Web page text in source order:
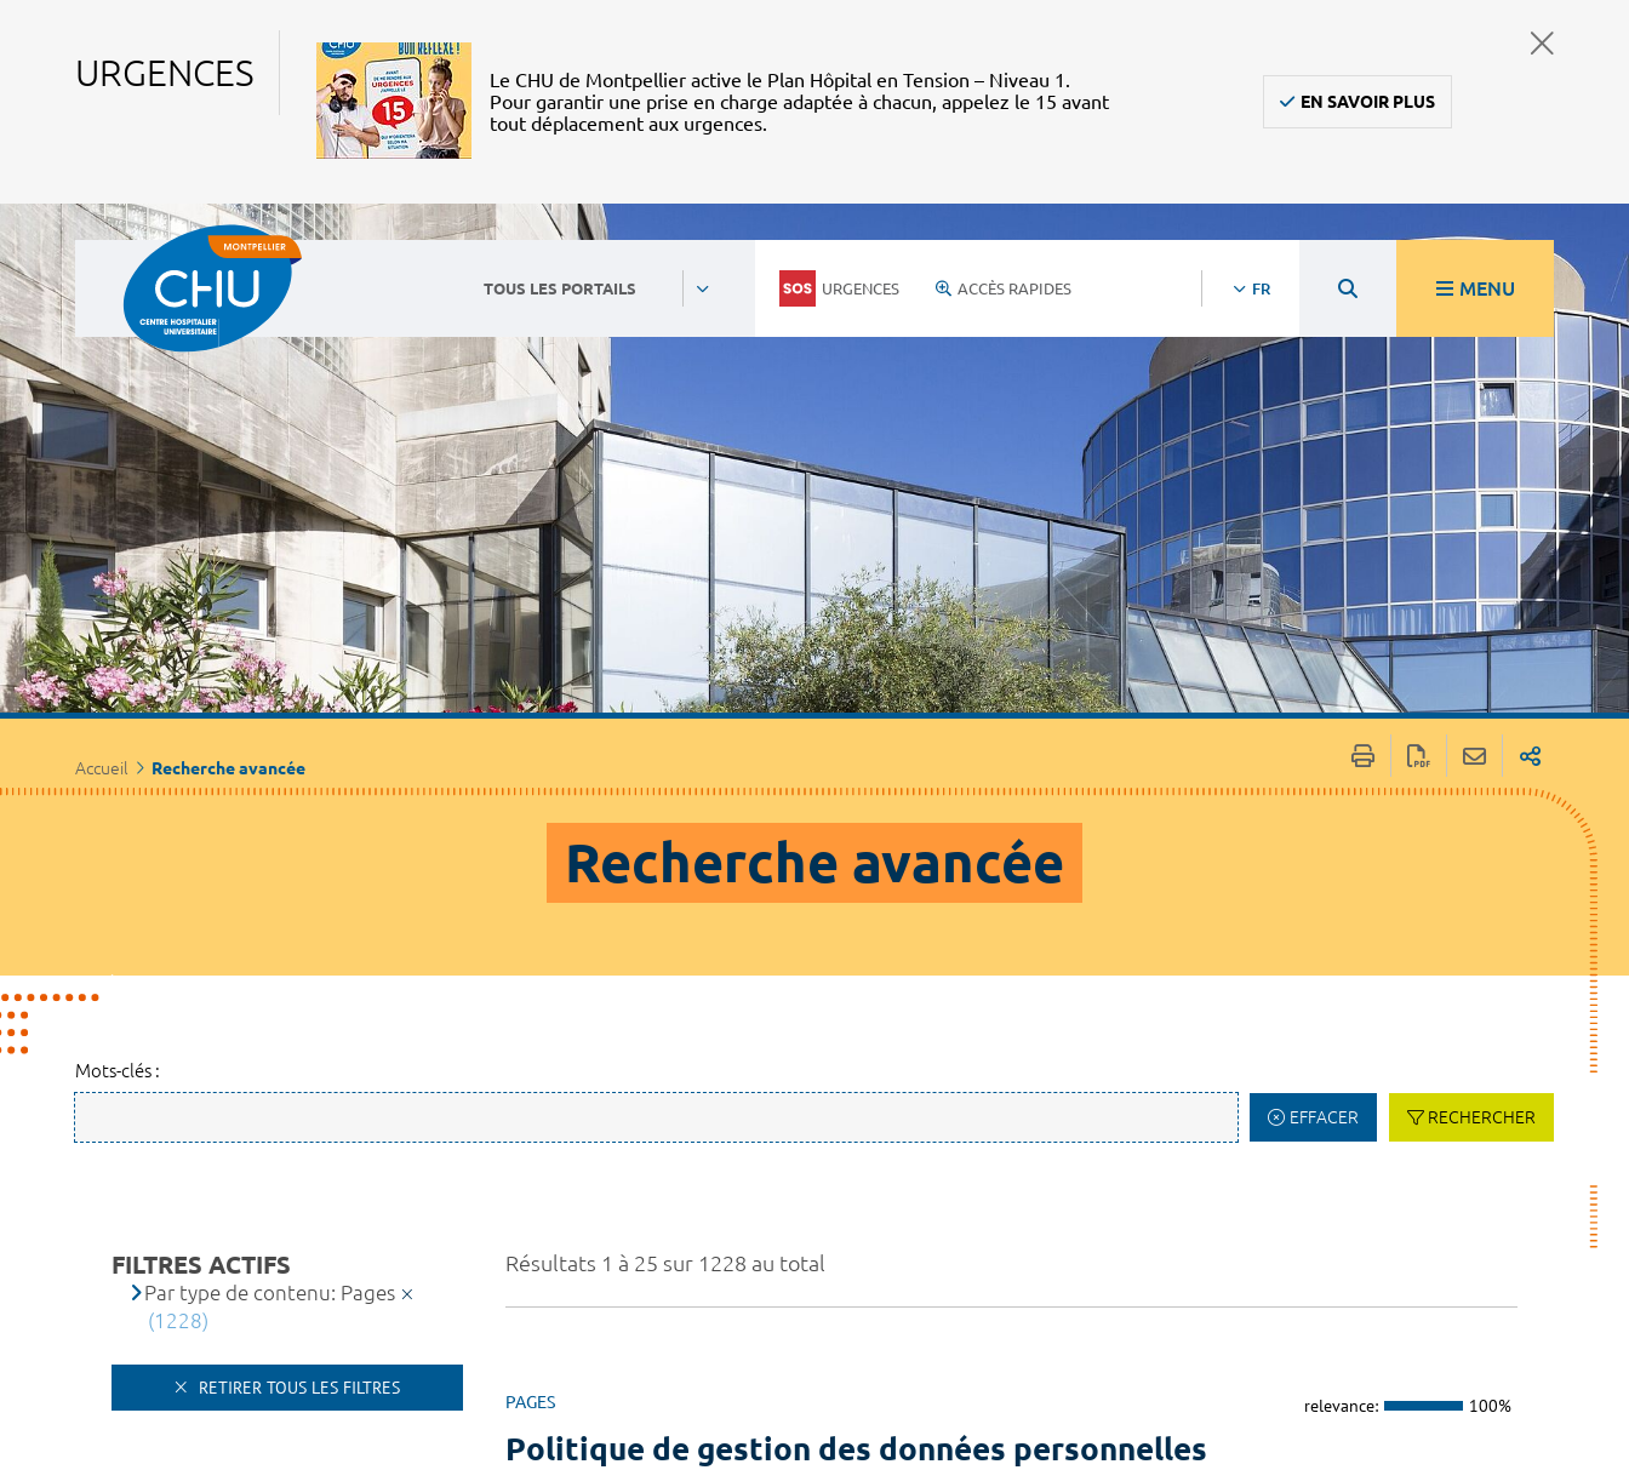
URGENCES
Le CHU de Montpellier active le Plan Hôpital en Tension – Niveau 1.
Pour garantir une prise en charge adaptée à chacun, appelez le 15 avant
tout déplacement aux urgences.
EN SAVOIR PLUS
TOUS LES PORTAILS URGENCES ACCÈS RAPIDES FR MENU
Accueil Recherche avancée
Recherche avancée
Mots-clés :
EFFACER RECHERCHER
Résultats 1 à 25 sur 1228 au total
PAGES relevance: 100%
Politique de gestion des données personnelles
FILTRES ACTIFS
Par type de contenu: Pages
(1228)
RETIRER TOUS LES FILTRES